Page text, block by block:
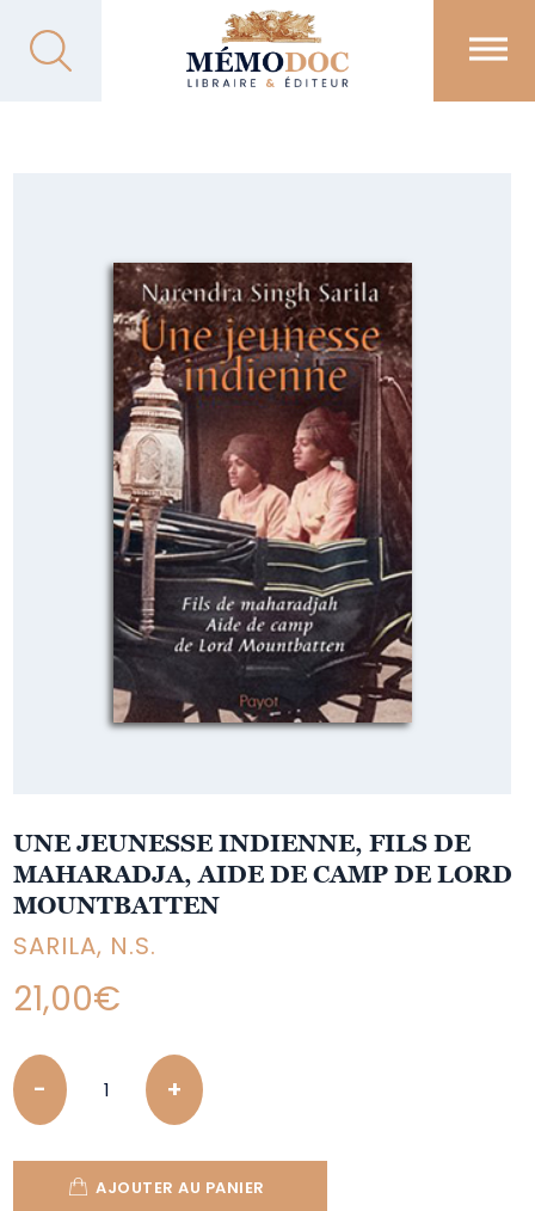
UNE JEUNESSE INDIENNE, FILS DE
MAHARADJA, AIDE DE CAMP DE LORD
MOUNTBATTEN
SARILA, N.S.
21,00€
Quantity
AJOUTER AU PANIER